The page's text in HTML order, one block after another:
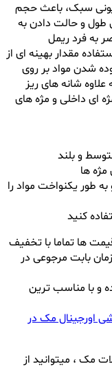
سبک، باعث حجم
طول و حالت دادن به
به فرد ریمل
مقدار بهینه ای از
شدن مواد بر روی
شانه های ریز
ای داخلی و مژه های
و بلند
مژه ها
طور یکنواخت مواد را
کنید
ها تماما با تخفیف
شده ، و بابت اصالت کالا ،7 روز زمان بابت مرجوعی در
و با مناسب ترین
اورجینال مک در
مک ، میتوانید از